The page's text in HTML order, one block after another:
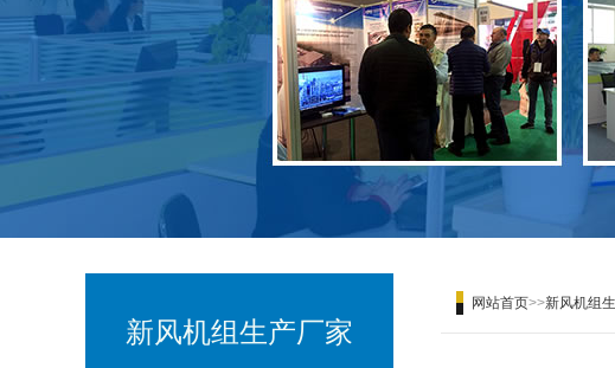
新风机组生产厂家
网站首页>>新风机组